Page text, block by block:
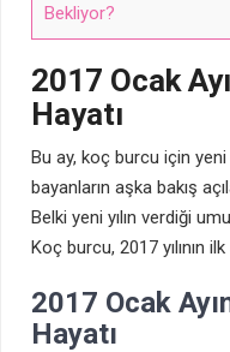
Bekliyor?
2017 Ocak
Hayatı
Bu ay, koç burcu için yeni
bayanların aşka bakış
Belki yeni yılın verdiği
Koç burcu, 2017 yılının
2017 Ocak
Hayatı